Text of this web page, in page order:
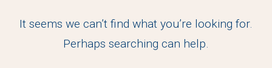
It seems we can’t find what you’re looking for.
Perhaps searching can help.